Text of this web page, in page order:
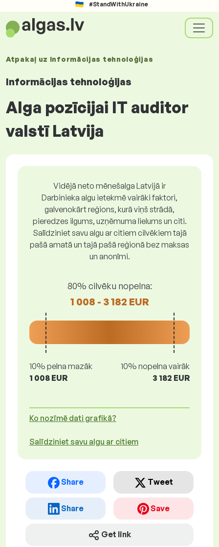
#StandWithUkraine
Atpakaļ uz Informācijas tehnoloģijas
Informācijas tehnoloģijas
Alga pozīcijai IT auditor
valstī Latvija
Vidējā neto mēnešalga Latvijā ir
Darbinieka algu ietekmē vairāki faktori,
galvenokārt reģions, kurā viņš strādā,
pieredzes ilgums, uzņēmuma lielums un citi.
Salīdziniet savu algu ar citiem cilvēkiem tajā
pašā amatā un tajā pašā reģionā bez maksas
un anonīmi.
80% cilvēku nopelna:
1 008 - 3 182 EUR
10% pelna mazāk
1 008 EUR
10% nopelna vairāk
3 182 EUR
Ko nozīmē dati grafikā?
Salīdziniet savu algu ar citiem
Share Tweet
Share Save
Get link